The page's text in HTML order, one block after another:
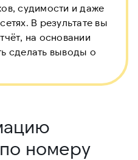
судимости и даже
В результате вы
на основании
сделать выводы о
номеру